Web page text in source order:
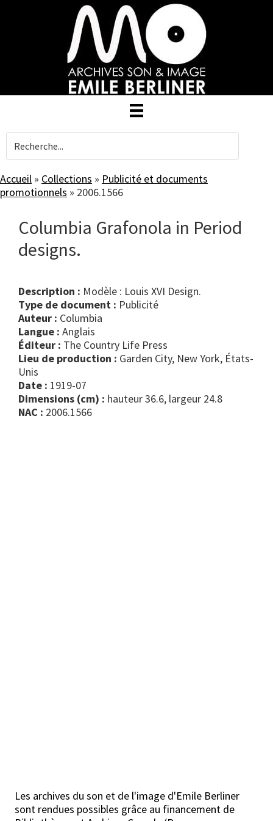
Accueil » Collections » Publicité et documents
promotionnels » 2006.1566
Columbia Grafonola in Period
designs.
Description : Modèle : Louis XVI Design.
Type de document :
publicité
Auteur : Columbia
Langue : Anglais
Éditeur : The Country Life Press
Lieu de production : Garden City, New York, États-
Unis
Date : 1919-07
Dimensions (cm) : hauteur 36.6, largeur 24.8
NAC : 2006.1566
Les archives du son et de l'image d'Emile Berliner
sont rendues possibles grâce au financement de